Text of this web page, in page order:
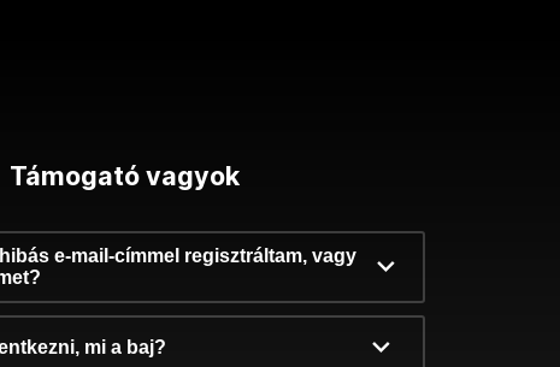
Támogató vagyok
e-mail-címmel regisztráltam, vagy
mi a baj?